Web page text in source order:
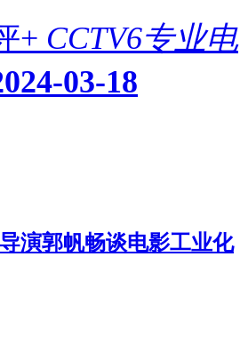
+ CCTV6专业电
03-18
演郭帆畅谈电影工业化